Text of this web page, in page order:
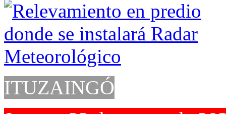
ITUZAINGÓ